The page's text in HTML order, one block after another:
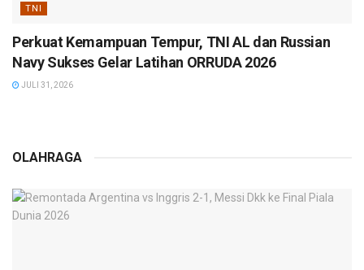
TNI
Perkuat Kemampuan Tempur, TNI AL dan Russian
Navy Sukses Gelar Latihan ORRUDA 2026
JULI 31, 2026
OLAHRAGA